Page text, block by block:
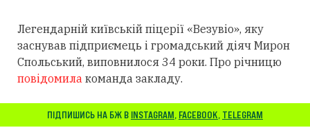
Легендарній київській піцерії «Везувіо», яку
заснував підприємець і громадський діяч Мирон
Спольський, виповнилося 34 роки. Про річницю
повідомила команда закладу.
ПІДПИШИСЬ НА БЖ В INSTAGRAM, FACEBOOK, TELEGRAM